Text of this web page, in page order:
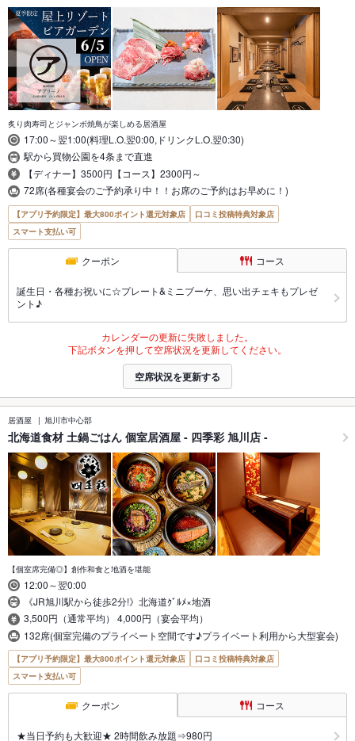
炙り肉寿司とジャンボ焼鳥が楽しめる居酒屋
17:00～翌1:00(料理L.O.翌0:00,ドリンクL.O.翌0:30)
駅から買物公園を4条まで直進
【ディナー】3500円【コース】2300円～
72席(各種宴会のご予約承り中！！お席のご予約はお早めに！)
【アプリ予約限定】最大800ポイント還元対象店
口コミ投稿特典対象店
スマート支払い可
クーポン コース
誕生日・各種お祝いに☆プレート&ミニブーケ、思い出チェキもプレゼ
ント♪
カレンダーの更新に失敗しました。
下記ボタンを押して空席状況を更新してください。
空席状況を更新する
居酒屋 旭川市中心部
北海道食材 土鍋ごはん 個室居酒屋 - 四季彩 旭川店 -
【個室席完備◎】創作和食と地酒を堪能
12:00～翌0:00
《JR旭川駅から徒歩2分!》北海道ｸﾞﾙﾒ×地酒
3,500円（通常平均） 4,000円（宴会平均）
132席(個室完備のプライベート空間です♪プライベート利用から大型宴会)
【アプリ予約限定】最大800ポイント還元対象店
口コミ投稿特典対象店
スマート支払い可
クーポン コース
★当日予約も大歓迎★ 2時間飲み放題⇒980円